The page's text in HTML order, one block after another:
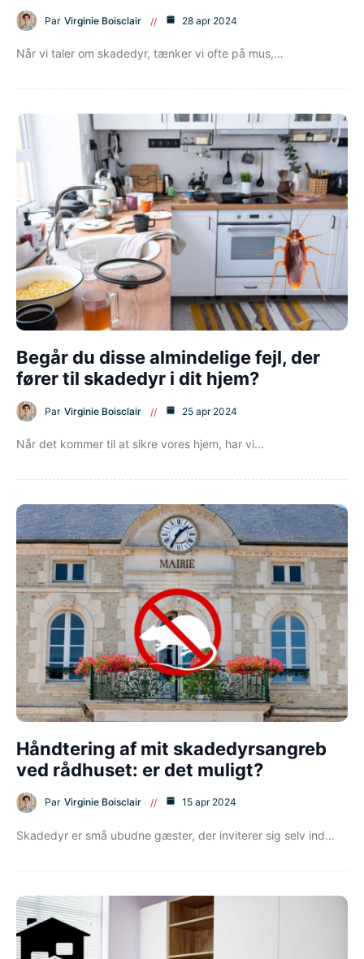
Par Virginie Boisclair 28 apr 2024
Når vi taler om skadedyr, tænker vi ofte på mus,…
Begår du disse almindelige fejl, der
fører til skadedyr i dit hjem?
Par Virginie Boisclair 25 apr 2024
Når det kommer til at sikre vores hjem, har vi…
Håndtering af mit skadedyrsangreb
ved rådhuset: er det muligt?
Par Virginie Boisclair 15 apr 2024
Skadedyr er små ubudne gæster, der inviterer sig selv ind…